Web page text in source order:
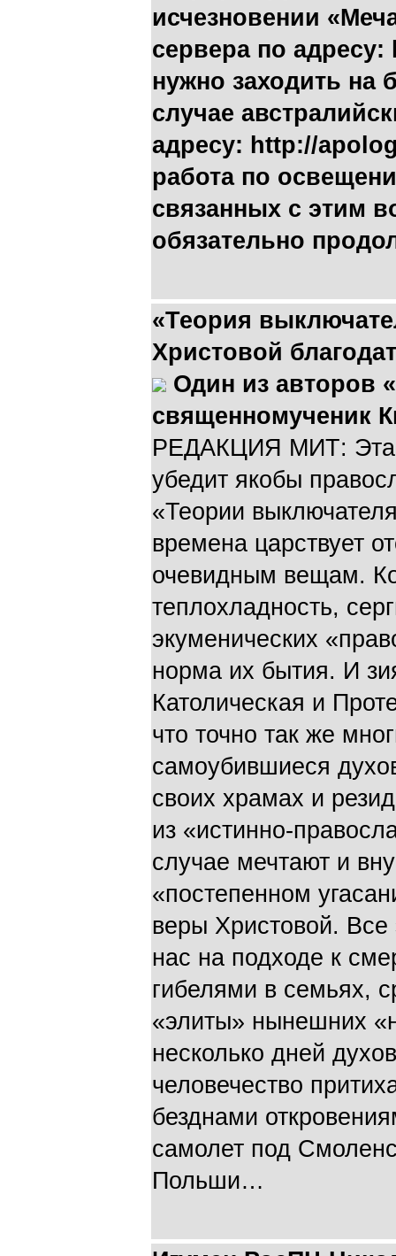
исчезновении
сервера по адресу:
нужно заходить на
случае
адресу: http://
работа по
связанных с этим
обязательно
«Теория
Христовой
Один из авторов
священномученик
РЕДАКЦИЯ МИТ: Эта
убедит якобы
«Теории
времена царствует
очевидным вещам.
теплохладность,
экуменических
норма их бытия. И
Католическая и
что точно так же
самоубившиеся
своих храмах и
из «истинно-
случае мечтают и
«постепенном
веры Христовой. Все
нас на подходе к
гибелями в семьях,
«элиты» нынешних
несколько дней
человечество
безднами
самолет под
Польши…